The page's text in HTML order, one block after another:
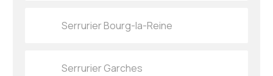
Serrurier Bourg-la-Reine
Serrurier Garches